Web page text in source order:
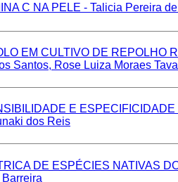
C NA PELE - Talicia Pereira
EM CULTIVO DE REPOLHO
Santos, Rose Luiza Moraes
E
dos Reis
DE ESPÉCIES NATIVAS